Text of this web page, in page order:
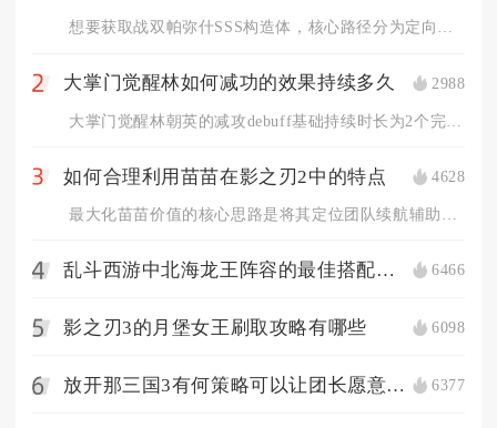
2 大掌门觉醒林如何减功的效果持续多久 2988
3 如何合理利用苗苗在影之刃2中的特点 4628
4 乱斗西游中北海龙王阵容的最佳搭配是什么 6466
5 影之刃3的月堡女王刷取攻略有哪些 6098
6 放开那三国3有何策略可以让团长愿意分庭抗礼 6377